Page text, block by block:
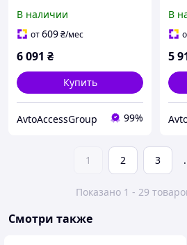
(BOL1810LC) (1шт)
В наличии
от609₴/мес
6 091 ₴
Купить
AvtoAccessGroup 99%
В
5
1 2 3
Показано 1 - 29
Смотри также